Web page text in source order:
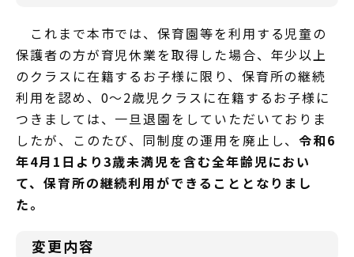
これまで本市では、保育園等を利用する児童の
保護者の方が育児休業を取得した場合、年少以上
のクラスに在籍するお子様に限り、保育所の継続
利用を認め、0～2歳児クラスに在籍するお子様に
つきましては、一旦退園をしていただいておりま
したが、このたび、同制度の運用を廃止し、令和6
年4月1日より3歳未満児を含む全年齢児におい
て、保育所の継続利用ができることとなりまし
た。
変更内容